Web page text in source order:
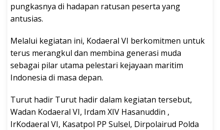
pungkasnya di hadapan ratusan peserta yang
antusias.
Melalui kegiatan ini, Kodaeral VI berkomitmen untuk
terus merangkul dan membina generasi muda
sebagai pilar utama pelestari kejayaan maritim
Indonesia di masa depan.
Turut hadir Turut hadir dalam kegiatan tersebut,
Wadan Kodaeral VI, Irdam XIV Hasanuddin ,
IrKodaeral VI, Kasatpol PP Sulsel, Dirpolairud Polda